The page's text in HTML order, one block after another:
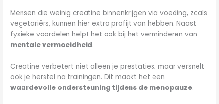
Mensen die weinig creatine binnenkrijgen via voeding, zoals
vegetariërs, kunnen hier extra profijt van hebben. Naast
fysieke voordelen helpt het ook bij het verminderen van
mentale vermoeidheid.
Creatine verbetert niet alleen je prestaties, maar versnelt
ook je herstel na trainingen. Dit maakt het een
waardevolle ondersteuning tijdens de menopauze.